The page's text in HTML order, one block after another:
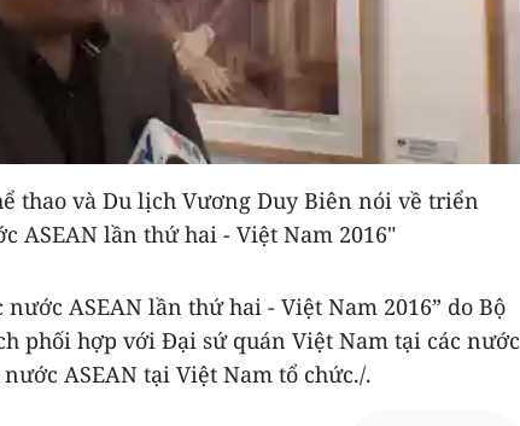
Video
thao và Du lịch Vương Duy Biên nói về triển
ASEAN lần thứ hai - Việt Nam 2016"
nước ASEAN lần thứ hai - Việt Nam 2016” do Bộ
phối hợp với Đại sứ quán Việt Nam tại các nước
ASEAN tại Việt Nam tổ chức./.